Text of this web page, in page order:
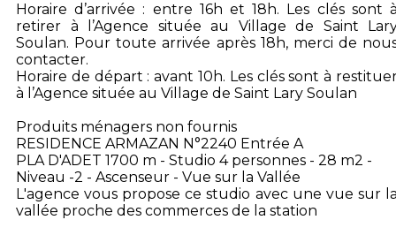
Horaire d’arrivée : entre 16h et 18h. Les clés sont
retirer à l’Agence située au Village de Saint
Soulan. Pour toute arrivée après 18h, merci de
contacter.
Horaire de départ : avant 10h. Les clés sont à
à l’Agence située au Village de Saint Lary Soulan
Produits ménagers non fournis
RESIDENCE ARMAZAN N°2240 Entrée A
PLA D'ADET 1700 m - Studio 4 personnes - 28 m2 -
Niveau -2 - Ascenseur - Vue sur la Vallée
L'agence vous propose ce studio avec une vue sur
vallée proche des commerces de la station